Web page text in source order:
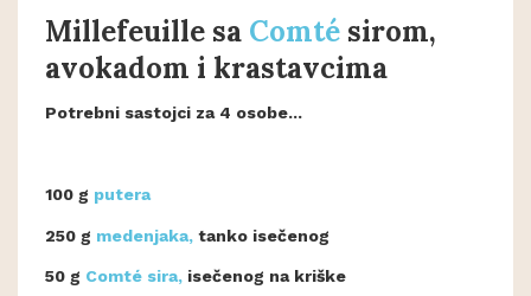
Millefeuille sa Comté sirom,
avokadom i krastavcima
Potrebni sastojci za 4 osobe...
100 g putera
250 g medenjaka, tanko isečenog
50 g Comté sira, isečenog na kriške